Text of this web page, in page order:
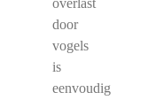
door
vogels
is
eenvoudig